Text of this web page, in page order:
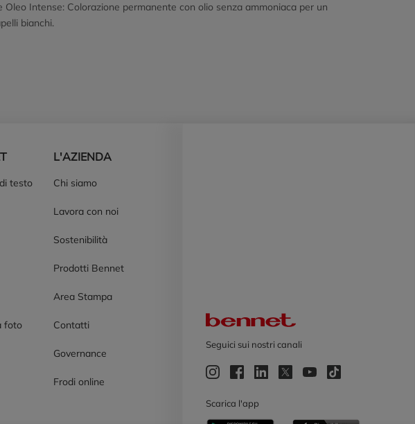
Intense: Colorazione permanente con olio senza ammoniaca per un
bianchi.
testo
foto
L'AZIENDA
Chi siamo
Lavora con noi
Sostenibilità
Prodotti Bennet
Area Stampa
Contatti
Governance
Frodi online
Seguici sui nostri canali
Scarica l'app